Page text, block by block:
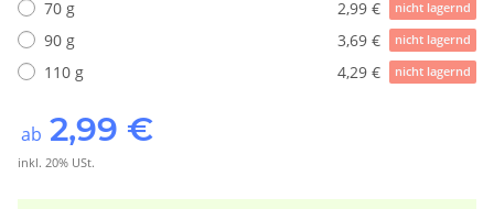
70 g
2,99 € nicht lagernd
90 g 3,69 € nicht lagernd
110 g 4,29 € nicht lagernd
ab 2,99 €
inkl. 20% USt.